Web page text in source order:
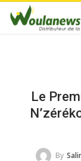
Le
By